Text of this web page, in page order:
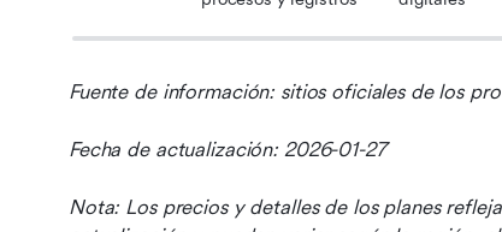
Fuente de información: sitios oficiales de los
Fecha de actualización: 2026-01-27
Nota: Los precios y detalles de los planes